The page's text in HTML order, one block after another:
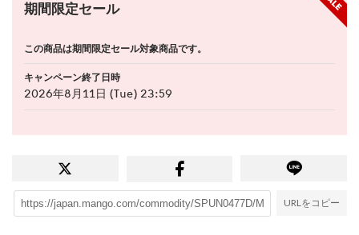
期間限定セール
この商品は期間限定セール対象商品です。
キャンペーン終了日時
2026年8月11日 (Tue) 23:59
URLをコピー